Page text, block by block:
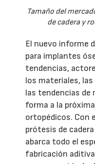
Tamaño del
de cadera y
El nuevo informe
para implantes
tendencias,
los materiales,
las tendencias de
forma a la
ortopédicos. Con
prótesis de
abarca todo el
fabricación